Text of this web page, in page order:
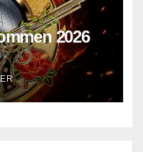
2026